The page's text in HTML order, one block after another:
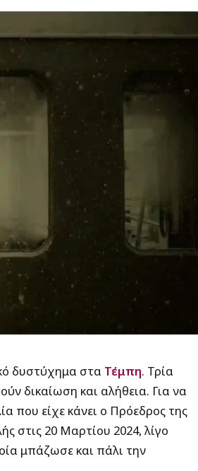
δυστύχημα στα Τέμπη. Τρία
δικαίωση και αλήθεια. Για να
που είχε κάνει ο Πρόεδρος της
στις 20 Μαρτίου 2024, λίγο
μπάζωσε και πάλι την